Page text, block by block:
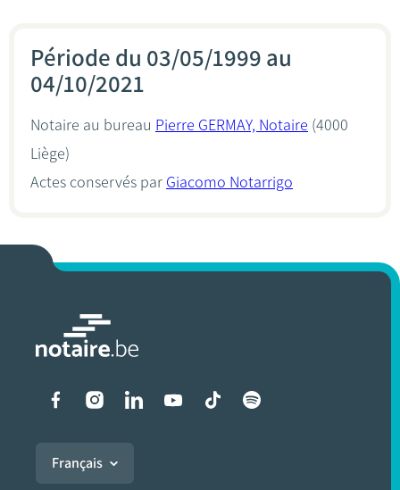
Période du 03/05/1999 au
04/10/2021
Notaire au bureau Pierre GERMAY, Notaire (4000
Liège)
Actes conservés par Giacomo Notarrigo
Liens vers les réseaux
Français